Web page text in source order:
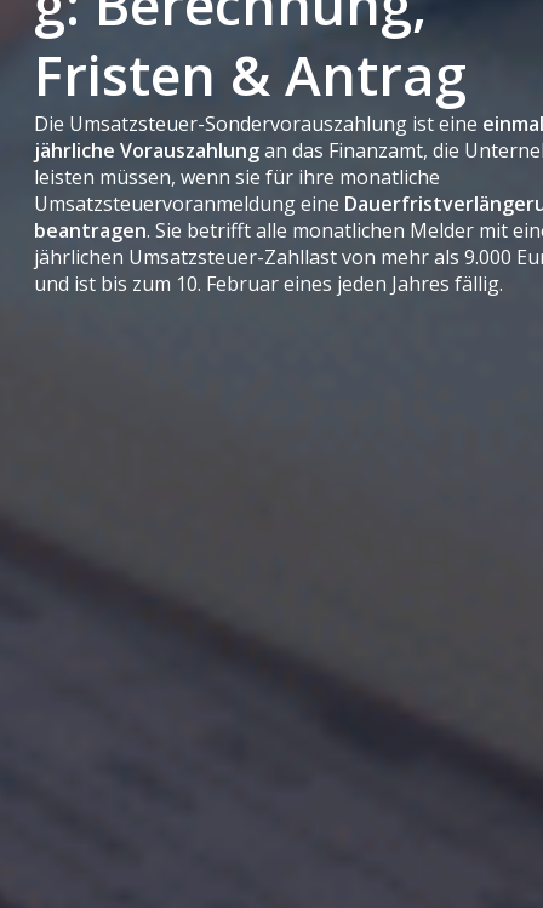
Fristen & Antrag
Die Umsatzsteuer-Sondervorauszahlung ist eine
jährlicheVorauszahlungan das Finanzamt, die
leisten müssen, wenn sie für ihre monatliche
Umsatzsteuervoranmeldung eine
beantragen. Sie betrifft alle monatlichen Melder mit
jährlichen Umsatzsteuer-Zahllast von mehr als 9.000
und ist bis zum 10. Februar eines jeden Jahres fällig.